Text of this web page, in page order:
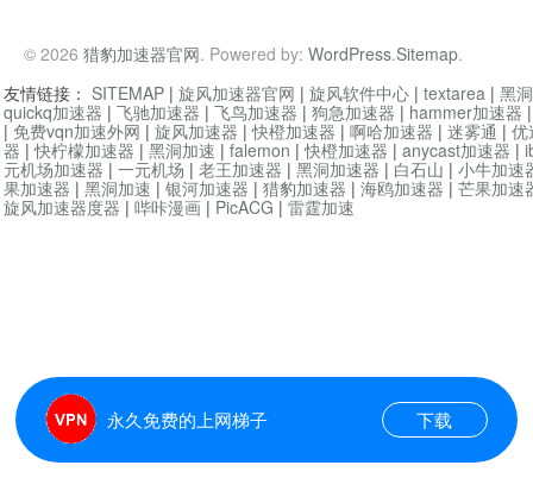
© 2026 猎豹加速器官网. Powered by: WordPress.Sitemap.
永久免费的上网梯子 下载
友情链接： SITEMAP | 旋风加速器官网 | 旋风软件中心 | textarea | 黑
quickq加速器 | 飞驰加速器 | 飞鸟加速器 | 狗急加速器 | hammer加速器
| 免费vqn加速外网 | 旋风加速器 |快橙加速器 | 啊哈加速器 | 迷雾通 | 优
器 |快柠檬加速器 | 黑洞加速 | falemon |快橙加速器 | anycast加速器 |
元机场加速器 | 一元机场 | 老王加速器 | 黑洞加速器 | 白石山 | 小牛加速
果加速器 | 黑洞加速 | 银河加速器 | 猎豹加速器 | 海鸥加速器 | 芒果加速
旋风加速器度器 | 哔咔漫画 | PicACG | 雷霆加速